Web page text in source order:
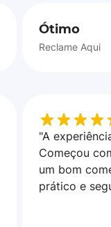
Ótimo
Reclame Aqui
"A
Começou
um bom
prático e